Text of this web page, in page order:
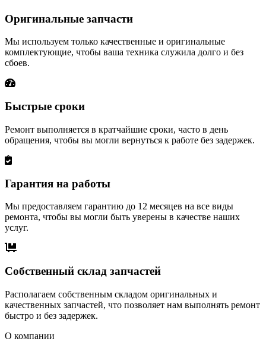
Оригинальные запчасти
Мы используем только качественные и оригинальные
комплектующие, чтобы ваша техника служила долго и без
сбоев.
Быстрые сроки
Ремонт выполняется в кратчайшие сроки, часто в день
обращения, чтобы вы могли вернуться к работе без задержек.
Гарантия на работы
Мы предоставляем гарантию до 12 месяцев на все виды
ремонта, чтобы вы могли быть уверены в качестве наших
услуг.
Собственный склад запчастей
Располагаем собственным складом оригинальных и
качественных запчастей, что позволяет нам выполнять ремонт
быстро и без задержек.
О компании